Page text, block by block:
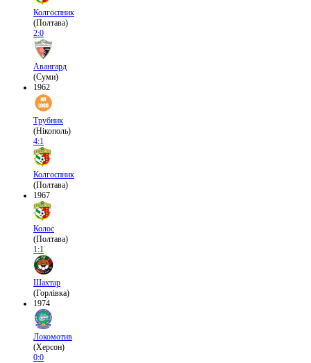
Колгоспник
(Полтава)
2:0
Авангард
(Суми)
1962
Трубник
(Нікополь)
4:1
Колгоспник
(Полтава)
1967
Колос
(Полтава)
1:1
Шахтар
(Горлівка)
1974
Локомотив
(Херсон)
0:0